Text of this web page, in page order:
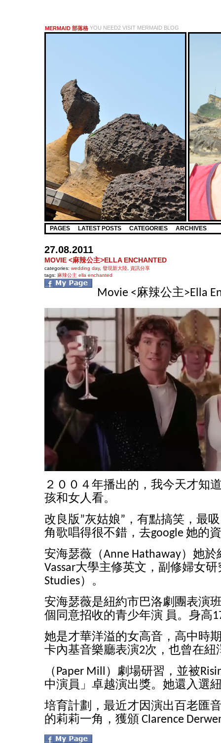
MERMAID 部落格 YOU NEED2 VISIT MERMAID BLOG
PAGES LATEST POSTS CATEGORIES ARCHIVES
27.08.2011
MOVIE <麻辣公主>ELLA ENCHANTED
categories: wedding day, 發現新大陸
資訊分享
tags: 麻辣公主 ella enchanted
Movie <麻辣公主>Ella
２００４年播出的，我今天才知
孩和女人看。
改良版”灰姑娘”，有點搞笑，最
角歌唱得很不錯，去google 她的
安海瑟薇（Anne Hathaway）她於
Vassar大學主修英文，副修婦女研
Studies）。
安海瑟薇是紐約市巴洛劇團表演
個同意招收的青少年演 員。身高
她是才華洋溢的女高音，高中時
卡內基音樂廳表演2次，也曾在紐
（Paper Mill）劇場研習，並被
中演員」卓越演出獎。她還入選
培育計劃，最近才因演出百老匯
的莉莉一角，獲頒 Clarence